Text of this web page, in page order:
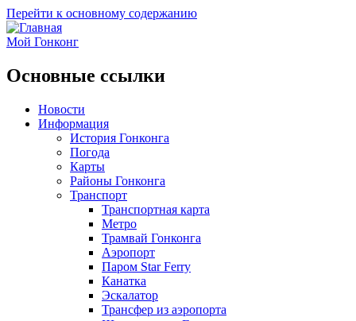
Перейти к основному содержанию
Мой Гонконг
Основные ссылки
Новости
Информация
История Гонконга
Погода
Карты
Районы Гонконга
Транспорт
Транспортная карта
Метро
Трамвай Гонконга
Аэропорт
Паром Star Ferry
Канатка
Эскалатор
Трансфер из аэропорта